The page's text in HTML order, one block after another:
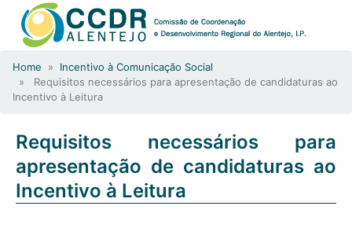
Home » Incentivo à Comunicação Social
» Requisitos necessários para apresentação de candidaturas ao
Incentivo à Leitura
Requisitos necessários para
apresentação de candidaturas ao
Incentivo à Leitura